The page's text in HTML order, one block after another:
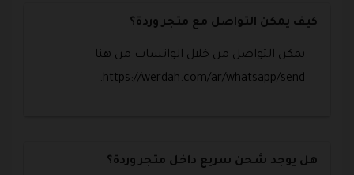
كيف يمكن التواصل مع متجر وردة؟
يمكن التواصل من خلال الواتساب من هنا
https://werdah.com/ar/whatsapp/send.
هل يوجد شحن سريع داخل متجر وردة؟